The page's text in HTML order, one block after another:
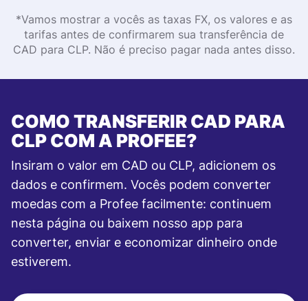
*Vamos mostrar a vocês as taxas FX, os valores e as
tarifas antes de confirmarem sua transferência de
CAD para CLP. Não é preciso pagar nada antes disso.
COMO TRANSFERIR CAD PARA
CLP COM A PROFEE?
Insiram o valor em CAD ou CLP, adicionem os
dados e confirmem. Vocês podem converter
moedas com a Profee facilmente: continuem
nesta página ou baixem nosso app para
converter, enviar e economizar dinheiro onde
estiverem.